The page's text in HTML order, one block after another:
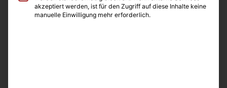
400 µl, 1 ml oder 1,5 ml
Aus Polystyrol
akzeptiert werden, ist für den Zugriff auf diese Inhalte keine
manuelle Einwilligung mehr erforderlich.